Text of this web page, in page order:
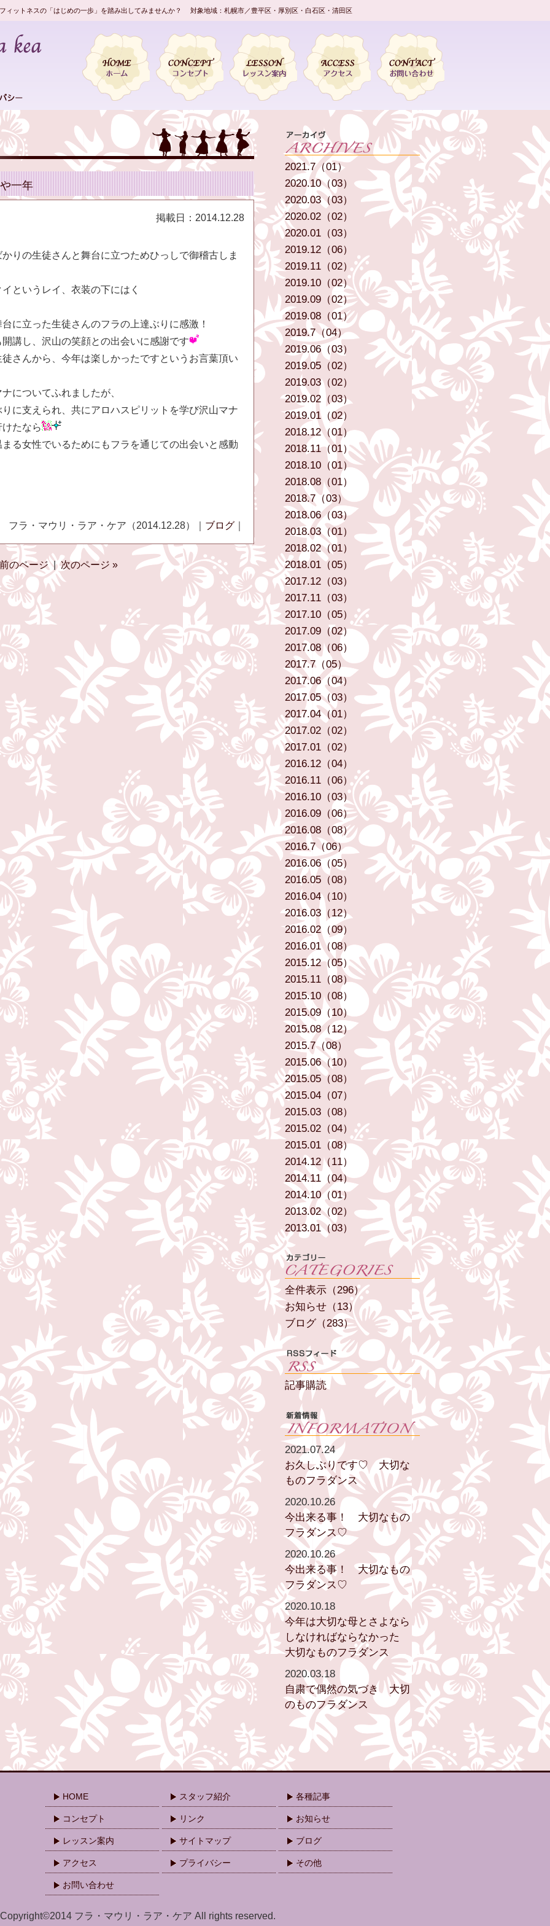
ィットネスの「はじめの一歩」を踏み出してみませんか？ 対象地域：札幌市／豊平区・厚別区・白石区・清田区
一年
掲載日： 2014.12.28
りの生徒さんと舞台に立つためひっしで御稽古しま
というレイ、衣装の下にはく
に立った生徒さんのフラの上達ぶりに感激！
講し、沢山の笑顔との出会いに感謝です
さんから、今年は楽しかったですというお言葉頂い
についてふれましたが、
に支えられ、共にアロハスピリットを学び沢山マナ
たなら
る女性でいるためにもフラを通じての出会いと感動
フラ・マウリ・ラア・ケア（2014.12.28）｜ ブログ
のページ|次のページ »
2021.7（01）
2020.10（03）
2020.03（03）
2020.02（02）
2020.01（03）
2019.12（06）
2019.11（02）
2019.10（02）
2019.09（02）
2019.08（01）
2019.7（04）
2019.06（03）
2019.05（02）
2019.03（02）
2019.02（03）
2019.01（02）
2018.12（01）
2018.11（01）
2018.10（01）
2018.08（01）
2018.7（03）
2018.06（03）
2018.03（01）
2018.02（01）
2018.01（05）
2017.12（03）
2017.11（03）
2017.10（05）
2017.09（02）
2017.08（06）
2017.7（05）
2017.06（04）
2017.05（03）
2017.04（01）
2017.02（02）
2017.01（02）
2016.12（04）
2016.11（06）
2016.10（03）
2016.09（06）
2016.08（08）
2016.7（06）
2016.06（05）
2016.05（08）
2016.04（10）
2016.03（12）
2016.02（09）
2016.01（08）
2015.12（05）
2015.11（08）
2015.10（08）
2015.09（10）
2015.08（12）
2015.7（08）
2015.06（10）
2015.05（08）
2015.04（07）
2015.03（08）
2015.02（04）
2015.01（08）
2014.12（11）
2014.11（04）
2014.10（01）
2013.02（02）
2013.01（03）
全件表示（296）
お知らせ（13）
ブログ（283）
記事購読
2021.07.24
お久しぶりです♡ 大切な
ものフラダンス
2020.10.26
今出来る事！ 大切なもの
フラダンス♡
2020.10.26
今出来る事！ 大切なもの
フラダンス♡
2020.10.18
今年は大切な母とさよなら
しなければならなかった
大切なものフラダンス
2020.03.18
自粛で偶然の気づき 大切
のものフラダンス
HOME
コンセプト
レッスン案内
アクセス
お問い合わせ
スタッフ紹介
リンク
サイトマップ
プライバシー
各種記事
お知らせ
ブログ
その他
Copyright©2014 フラ・マウリ・ラア・ケア All rights reserved.